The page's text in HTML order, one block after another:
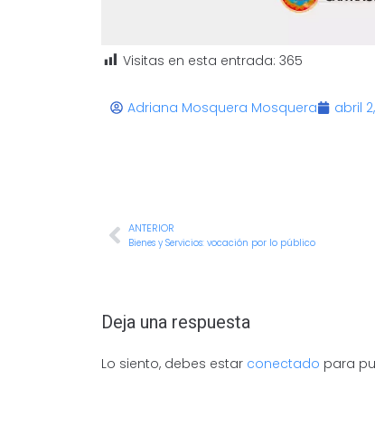
Visitas en esta entrada: 365
Adriana Mosquera Mosquera abril
ANTERIOR
Bienes y Servicios: vocación por lo público
Deja una respuesta
Lo siento, debes estar conectado para